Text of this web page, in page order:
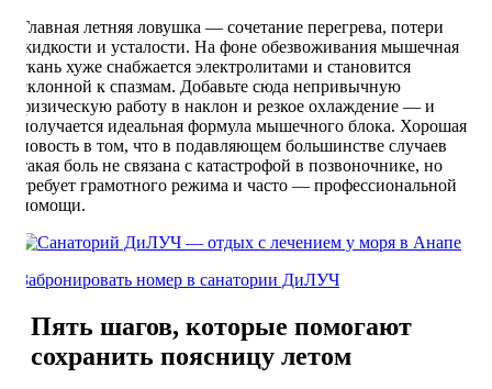
Главная летняя ловушка — сочетание перегрева, потери
жидкости и усталости. На фоне обезвоживания мышечная
ткань хуже снабжается электролитами и становится
склонной к спазмам. Добавьте сюда непривычную
физическую работу в наклон и резкое охлаждение — и
получается идеальная формула мышечного блока. Хорошая
новость в том, что в подавляющем большинстве случаев
такая боль не связана с катастрофой в позвоночнике, но
требует грамотного режима и часто — профессиональной
помощи.
Забронировать номер в санатории ДиЛУЧ
Пять шагов, которые помогают
сохранить поясницу летом